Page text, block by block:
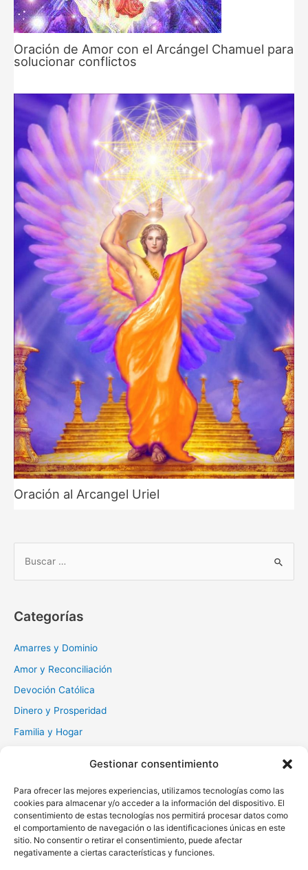
Gestionar consentimiento
Para ofrecer las mejores experiencias, utilizamos tecnologías como las
cookies para almacenar y/o acceder a la información del dispositivo. El
consentimiento de estas tecnologías nos permitirá procesar datos como
el comportamiento de navegación o las identificaciones únicas en este
sitio. No consentir o retirar el consentimiento, puede afectar
negativamente a ciertas características y funciones.
Oración de Amor con el Arcángel Chamuel para
solucionar conflictos
Oración al Arcangel Uriel
r
Categorías
Amarres y Dominio
Amor y Reconciliación
Devoción Católica
Dinero y Prosperidad
Familia y Hogar
Muerte y Difuntos
Oraciones Diarias
Otras
Protección y Liberación